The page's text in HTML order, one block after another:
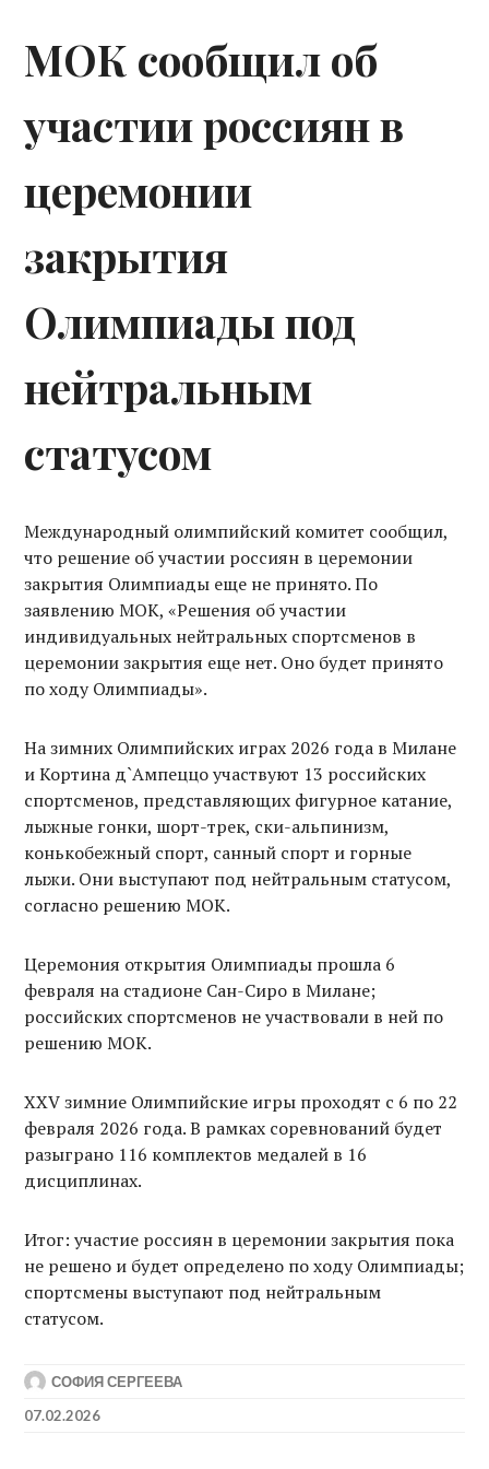
МОК сообщил об
участии россиян в
церемонии
закрытия
Олимпиады под
нейтральным
статусом
Международный олимпийский комитет сообщил,
что решение об участии россиян в церемонии
закрытия Олимпиады еще не принято. По
заявлению МОК, «Решения об участии
индивидуальных нейтральных спортсменов в
церемонии закрытия еще нет. Оно будет принято
по ходу Олимпиады».
На зимних Олимпийских играх 2026 года в Милане
и Кортина д`Ампеццо участвуют 13 российских
спортсменов, представляющих фигурное катание,
лыжные гонки, шорт-трек, ски-альпинизм,
конькобежный спорт, санный спорт и горные
лыжи. Они выступают под нейтральным статусом,
согласно решению МОК.
Церемония открытия Олимпиады прошла 6
февраля на стадионе Сан-Сиро в Милане;
российских спортсменов не участвовали в ней по
решению МОК.
XXV зимние Олимпийские игры проходят с 6 по 22
февраля 2026 года. В рамках соревнований будет
разыграно 116 комплектов медалей в 16
дисциплинах.
Итог: участие россиян в церемонии закрытия пока
не решено и будет определено по ходу Олимпиады;
спортсмены выступают под нейтральным
статусом.
СОФИЯ СЕРГЕЕВА
07.02.2026